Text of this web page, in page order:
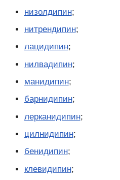
низолдипин;
нитрендипин;
лацидипин;
нилвадипин;
манидипин;
барнидипин;
лерканидипин;
цилнидипин;
бенидипин;
клевидипин;